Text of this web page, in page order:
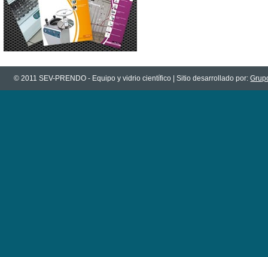
© 2011 SEV-PRENDO - Equipo y vidrio científico | Sitio desarrollado por: